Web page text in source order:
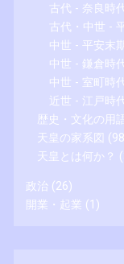
古代 - 奈良時
古代・中世 -
中世 - 平安末期
中世 - 鎌倉時
中世 - 室町時
近世 - 江戸時
歴史・文化の用
天皇の家系図
天皇とは何か？
政治 (26)
開業・起業 (1)